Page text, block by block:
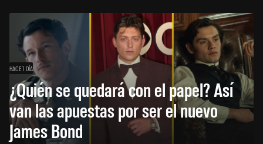
HACE 1 DÍA
¿Quién se quedará con el papel? Así
van las apuestas por ser el nuevo
James Bond